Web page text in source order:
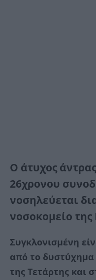
Ο άτυχος
26χρονου
νοσηλεύεται
νοσοκομείο
Συγκλονισμένη
από το
της Τετάρτης και